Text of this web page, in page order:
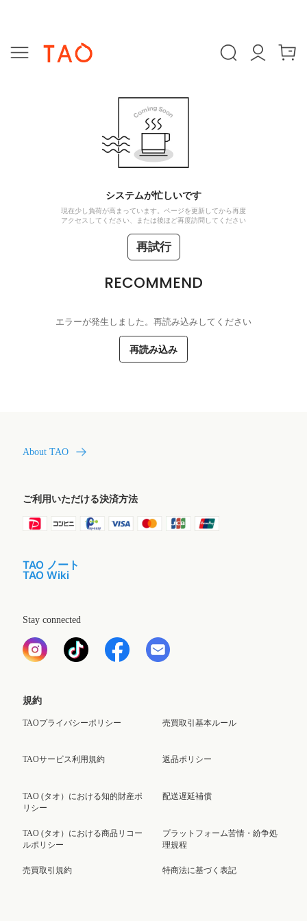
システムが忙しいです
現在少し負荷が高まっています。ページを更新してから再度
アクセスしてください、または後ほど再度訪問してください
再試行
RECOMMEND
エラーが発生しました。再読み込みしてください
再読み込み
About TAO
ご利用いただける決済方法
TAO ノート
TAO Wiki
Stay connected
規約
TAOプライバシーポリシー
TAOサービス利用規約
TAO (タオ）における知的財産ポ
リシー
TAO (タオ）における商品リコー
ルポリシー
売買取引規約
売買取引基本ルール
返品ポリシー
配送遅延補償
プラットフォーム苦情・紛争処
理規程
特商法に基づく表記